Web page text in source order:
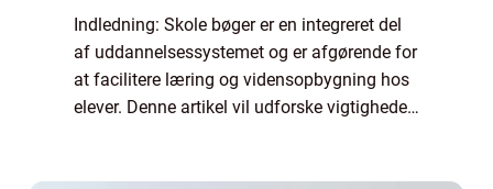
Indledning: Skole bøger er en integreret del
af uddannelsessystemet og er afgørende for
at facilitere læring og vidensopbygning hos
elever. Denne artikel vil udforske vigtigheden